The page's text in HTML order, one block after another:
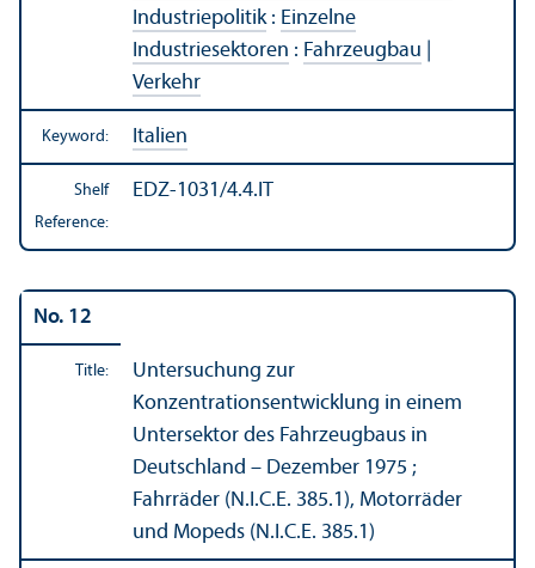
Industriepolitik: Einzelne
Industriesektoren : Fahrzeugbau
Verkehr
Keyword: Italien
Shelf
Reference:
EDZ-1031/4.4.IT
No. 12
Title:
Untersuchung zur
Konzentrationsentwicklung in einem
Untersektor des Fahrzeugbaus in
Deutschland – Dezember 1975 ;
Fahrräder (N.I.C.E. 385.1), Motorräder
und Mopeds (N.I.C.E. 385.1)